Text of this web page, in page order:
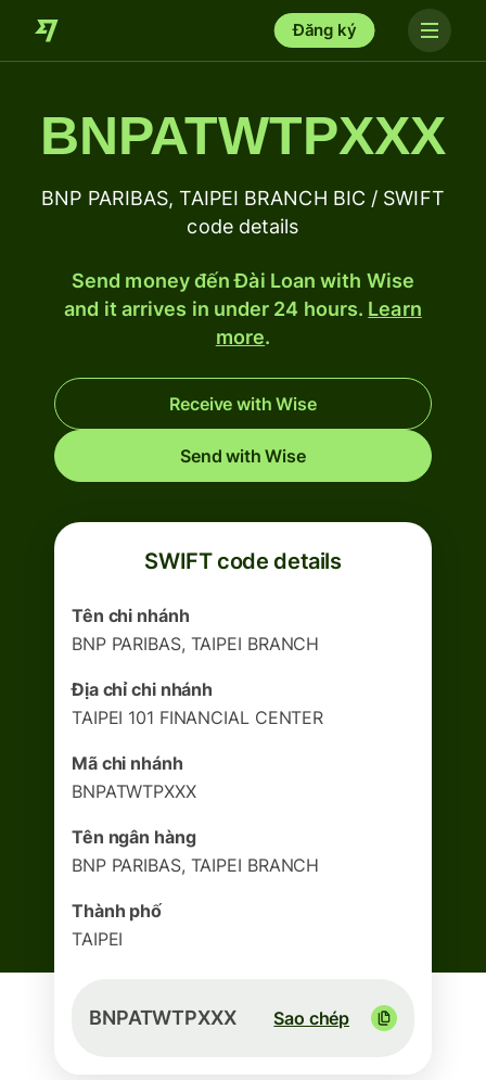
Đăng ký
BNPATWTPXXX
BNP PARIBAS, TAIPEI BRANCH BIC / SWIFT
code details
Send money đến Đài Loan with Wise
and it arrives in under 24 hours. Learn
more.
Receive with Wise
Send with Wise
SWIFT code details
Tên chi nhánh
BNP PARIBAS, TAIPEI BRANCH
Địa chỉ chi nhánh
TAIPEI 101 FINANCIAL CENTER
Mã chi nhánh
BNPATWTPXXX
Tên ngân hàng
BNP PARIBAS, TAIPEI BRANCH
Thành phố
TAIPEI
BNPATWTPXXX Sao chép